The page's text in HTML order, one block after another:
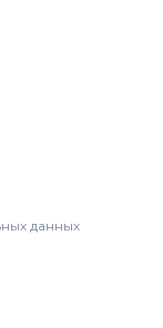
данных